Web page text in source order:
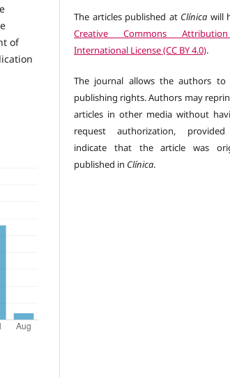
of
The articles published at Clínica will
Creative Commons
International License (CC BY 4.0).
The journal allows the authors to
publishing rights. Authors may
articles in other media without
request authorization,
indicate that the article was
published in Clínica.